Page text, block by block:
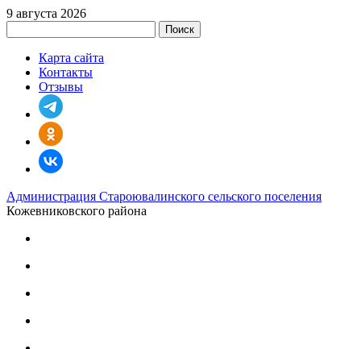
9 августа 2026
Поиск
Карта сайта
Контакты
Отзывы
Администрация Староювалинского сельского поселения
Кожевниковского района